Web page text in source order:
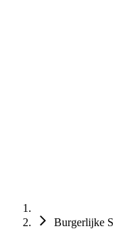
Burgerlijke